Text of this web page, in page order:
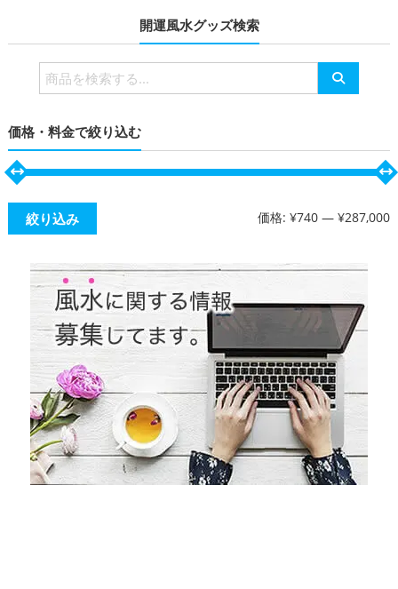
開運風水グッズ検索
検
索
象:
価格・料金で絞り込む
絞り込み 価格:¥740 —¥287,000